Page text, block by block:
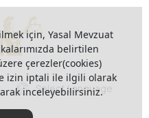
Select Language
için, Yasal Mevzuat
belirtilen
çerezler(cookies)
izin iptali ile ilgili olarak
inceleyebilirsiniz.